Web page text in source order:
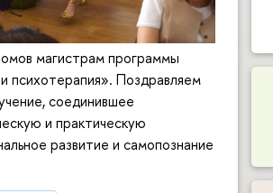
магистрам программы
психотерапия». Поздравляем
соединившее
и практическую
развитие и самопознание